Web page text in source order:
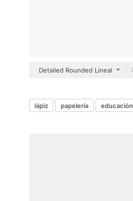
Detailed Rounded Lineal
lápiz papelería educación